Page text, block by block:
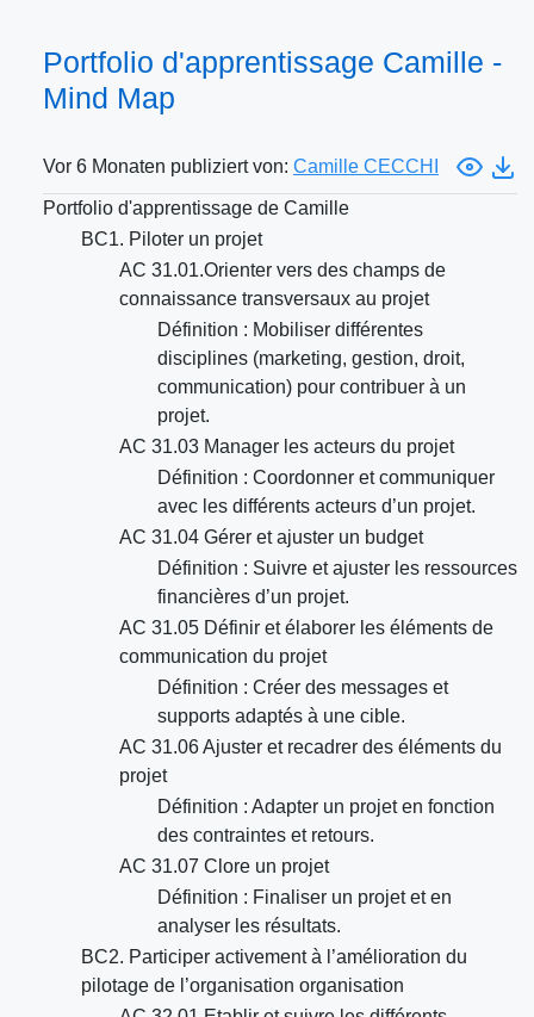
Portfolio d'apprentissage Camille -
Mind Map
Vor 6 Monaten publiziert von: Camille CECCHI
Portfolio d'apprentissage de Camille
BC1. Piloter un projet
AC 31.01.Orienter vers des champs de
connaissance transversaux au projet
Définition : Mobiliser différentes
disciplines (marketing, gestion, droit,
communication) pour contribuer à un
projet.
AC 31.03 Manager les acteurs du projet
Définition : Coordonner et communiquer
avec les différents acteurs d’un projet.
AC 31.04 Gérer et ajuster un budget
Définition : Suivre et ajuster les ressources
financières d’un projet.
AC 31.05 Définir et élaborer les éléments de
communication du projet
Définition : Créer des messages et
supports adaptés à une cible.
AC 31.06 Ajuster et recadrer des éléments du
projet
Définition : Adapter un projet en fonction
des contraintes et retours.
AC 31.07 Clore un projet
Définition : Finaliser un projet et en
analyser les résultats.
BC2. Participer activement à l’amélioration du
pilotage de l’organisation organisation